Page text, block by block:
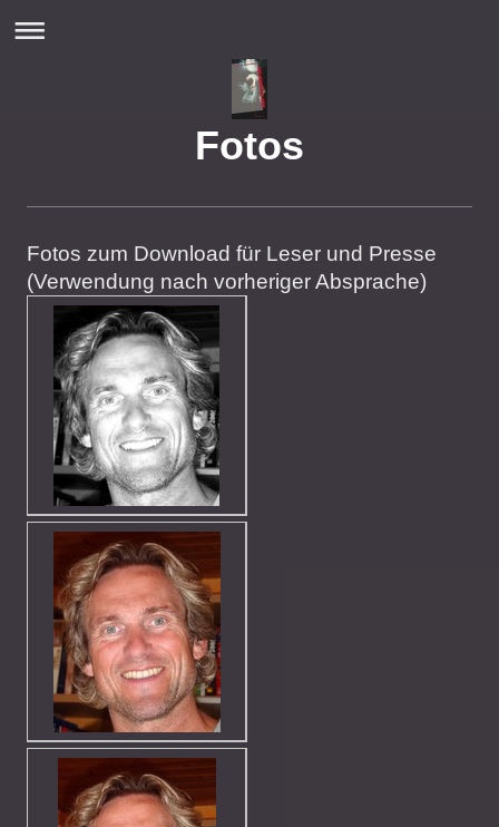
Fotos
Fotos zum Download für Leser und Presse
(Verwendung nach vorheriger Absprache)